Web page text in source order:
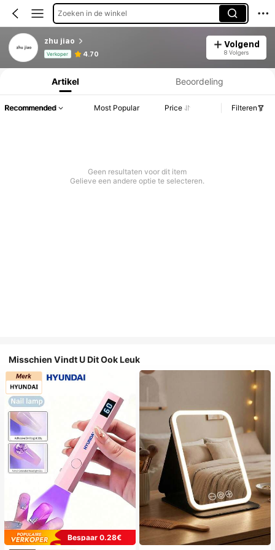
Zoeken in de winkel
zhu jiao
Verkoper 4.70
Volgend
8 Volgers
Productinformatie: Prijsopenbaring, Verkoop- en Voorraadgegevens.
Artikel Beoordeling
Recommended Most Popular Price Filteren
Geen resultaten voor dit item
Gelieve een andere optie te selecteren.
Misschien Vindt U Dit Ook Leuk
Bespaar 0.28€